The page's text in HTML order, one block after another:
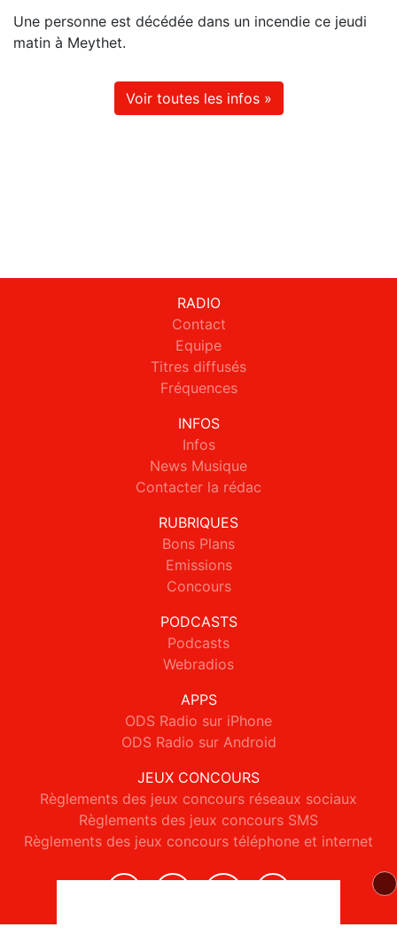
Une personne est décédée dans un incendie ce jeudi
matin à Meythet.
Voir toutes les infos »
RADIO
Contact
Equipe
Titres diffusés
Fréquences
INFOS
Infos
News Musique
Contacter la rédac
RUBRIQUES
Bons Plans
Emissions
Concours
PODCASTS
Podcasts
Webradios
APPS
ODS Radio sur iPhone
ODS Radio sur Android
JEUX CONCOURS
Règlements des jeux concours réseaux sociaux
Règlements des jeux concours SMS
Règlements des jeux concours téléphone et internet